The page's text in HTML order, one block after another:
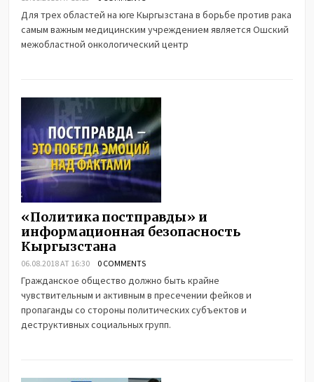
Для трех областей на юге Кыргызстана в борьбе против рака
самым важным медицинским учреждением является Ошский
межобластной онкологический центр
«Политика постправды» и
информационная безопасность
Кыргызстана
06.08.2018 AT 16:30 0 COMMENTS
Гражданское общество должно быть крайне
чувствительным и активным в пресечении фейков и
пропаганды со стороны политических субъектов и
деструктивных социальных групп.